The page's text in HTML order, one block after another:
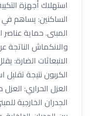
استهلاك أجهزة
الساكنين: يساهم في
المبنى. حماية عناصر
والانكماش الناتجة
الانبعاثات الضارة:
الكربون نتيجة
العزل الحراري:
الجدران الخارجية